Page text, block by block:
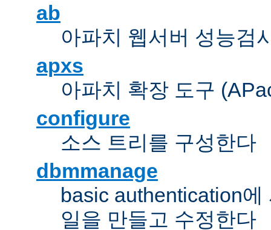
ab
아파치 웹서버 성능검
apxs
아파치 확장 도구
configure
소스 트리를 구성한다
dbmmanage
basic authentication
일을 만들고 수정한다